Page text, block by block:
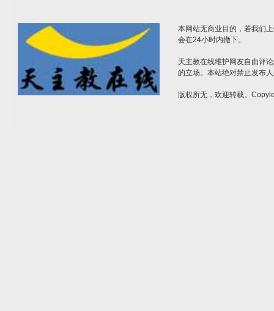
本网站无商业目的，若我们
会在24小时内撤下。
天主教在线维护网友自由评
的立场。本站绝对禁止发布
版权所无，欢迎转载。